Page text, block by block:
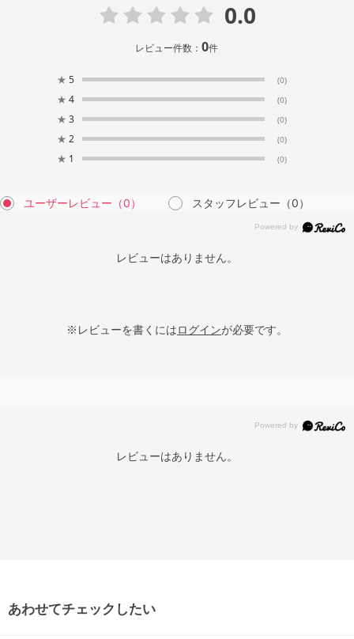
0.0
レビュー件数：0件
★ 5 (0)
★ 4 (0)
★ 3 (0)
★ 2 (0)
★ 1 (0)
ユーザーレビュー （0） スタッフレビュー （0）
レビューはありません。
※レビューを書くにはログインが必要です。
レビューはありません。
あわせてチェックしたい